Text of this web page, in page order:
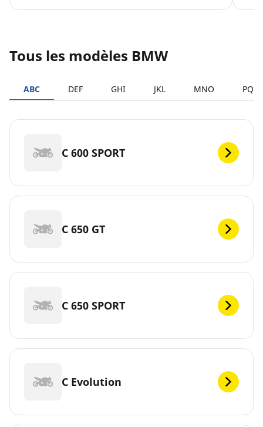
Tous les modèles BMW
ABC DEF GHI JKL MNO PQRS
C 600 SPORT
C 650 GT
C 650 SPORT
C Evolution